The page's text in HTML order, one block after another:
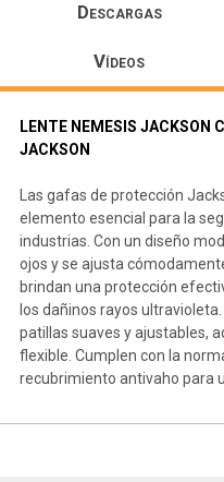
Descargas
Vídeos
LENTE NEMESIS JACKSON
JACKSON
Las gafas de protección
elemento esencial para la
industrias. Con un diseño
ojos y se ajusta
brindan una protección
los dañinos rayos
patillas suaves y ajustables,
flexible. Cumplen con la
recubrimiento antivaho para